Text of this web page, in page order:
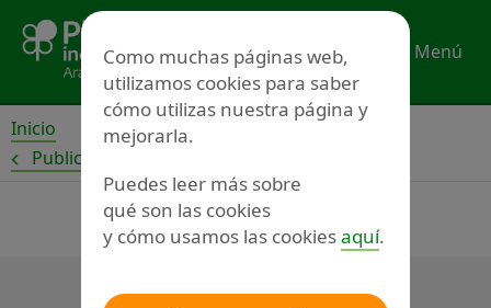
contenido
Menú
Inicio
Publicaciones
Como muchas páginas web,
utilizamos cookies para saber
cómo utilizas nuestra página y
mejorarla.
Puedes leer más sobre
qué son las cookies
y cómo usamos las cookiesaquí.